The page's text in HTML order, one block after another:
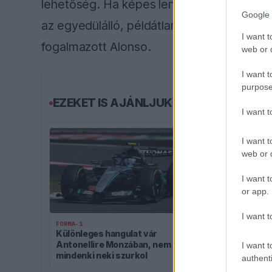
Google
I want
web or
I want
I want
I want
web or
I want
or app.
I want
I want
lehetőség. Ha képes lennék győzni a
az egyedülálló, példátlan teljesítmény
fogalmazott Alonso.
EZEKET IS AJÁNLJUK
FORMA-1
Különleges hangulat vár
Antonellire Monzában, nem
mindenki neki szurkol
volt,
rohamot